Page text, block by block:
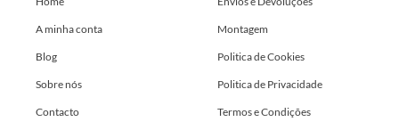
A minha conta
Blog
Sobre nós
Contacto
Montagem
Politica de Cookies
Politica de Privacidade
Termos e Condições